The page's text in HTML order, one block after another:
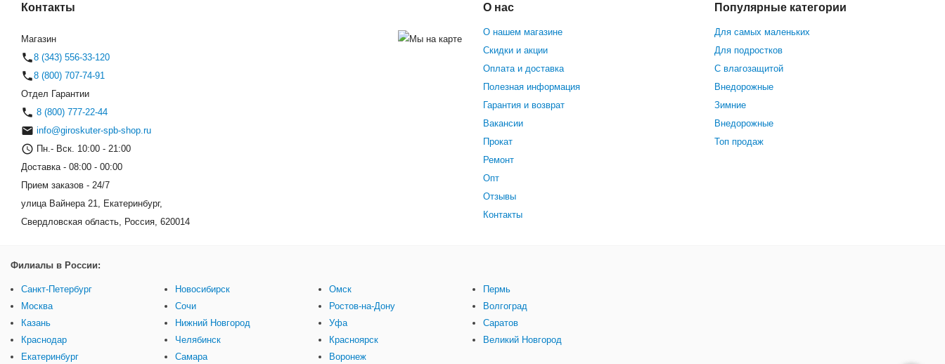
Влагозащитой Smart Balance 10" Внедорожный (Фиолетовый
14 900 р.
14 299 р.
Контакты
Магазин
8 (343) 556-33-120
8 (800) 707-74-91
Отдел Гарантии
8 (800) 777-22-44
info@giroskuter-spb-shop.ru
Пн.- Вск. 10:00 - 21:00
Доставка - 08:00 - 00:00
Прием заказов - 24/7
улица Вайнера 21, Екатеринбург,
Свердловская область, Россия, 620014
О нас
О нашем магазине
Скидки и акции
Оплата и доставка
Полезная информация
Гарантия и возврат
Вакансии
Прокат
Ремонт
Опт
Отзывы
Контакты
Популярные категории
Для самых маленьких
Для подростков
С влагозащитой
Внедорожные
Зимние
Внедорожные
Топ продаж
Филиалы в России:
Санкт-Петербург
Москва
Казань
Краснодар
Екатеринбург
Новосибирск
Сочи
Нижний Новгород
Челябинск
Самара
Омск
Ростов-на-Дону
Уфа
Красноярск
Воронеж
Пермь
Волгоград
Саратов
Великий Новгород